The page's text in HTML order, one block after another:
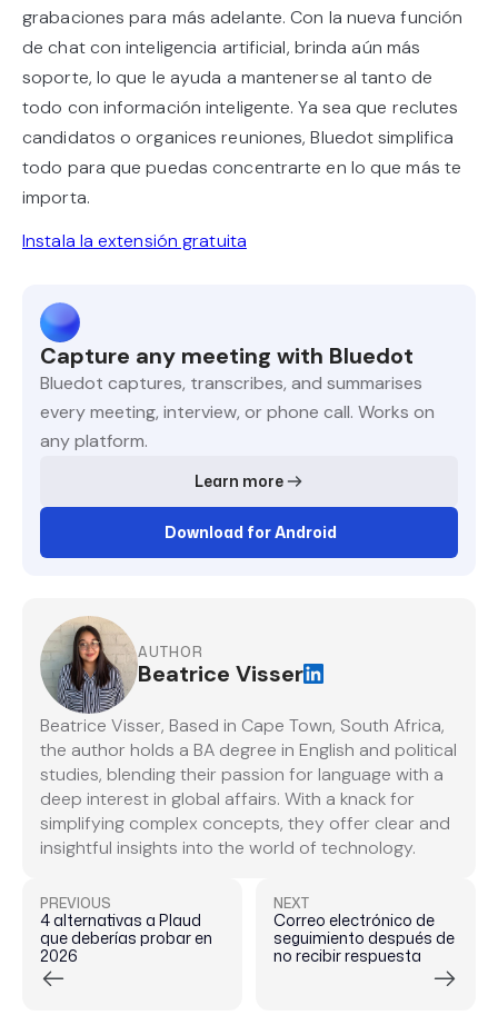
grabaciones para más adelante. Con la nueva función
de chat con inteligencia artificial, brinda aún más
soporte, lo que le ayuda a mantenerse al tanto de
todo con información inteligente. Ya sea que reclutes
candidatos o organices reuniones, Bluedot simplifica
todo para que puedas concentrarte en lo que más te
importa.
Instala la extensión gratuita
Capture any meeting with Bluedot
Bluedot captures, transcribes, and summarises
every meeting, interview, or phone call. Works on
any platform.
Learn more
Download for Android
AUTHOR
Beatrice Visser
Beatrice Visser, Based in Cape Town, South Africa,
the author holds a BA degree in English and political
studies, blending their passion for language with a
deep interest in global affairs. With a knack for
simplifying complex concepts, they offer clear and
insightful insights into the world of technology.
PREVIOUS
4 alternativas a Plaud
que deberías probar en
2026
NEXT
Correo electrónico de
seguimiento después de
no recibir respuesta